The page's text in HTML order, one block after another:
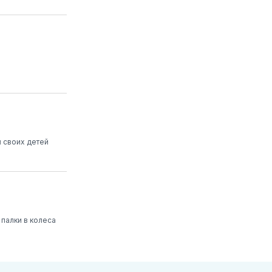
детей
в колеса